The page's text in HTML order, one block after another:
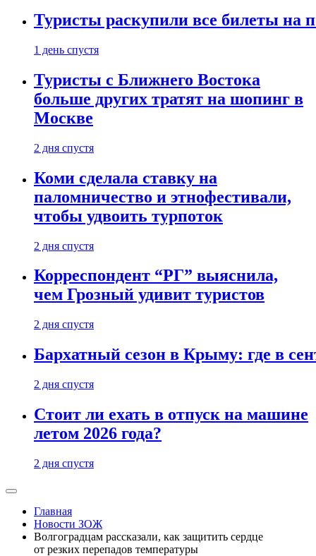
Туристы раскупили все билеты на
1 день спустя
Туристы с Ближнего Востока
больше других тратят на шопинг в
Москве
2 дня спустя
Коми сделала ставку на
паломничество и этнофестивали,
чтобы удвоить турпоток
2 дня спустя
Корреспондент “РГ” выяснила,
чем Грозный удивит туристов
2 дня спустя
Бархатный сезон в Крыму: где в
2 дня спустя
Стоит ли ехать в отпуск на машине
летом 2026 года?
2 дня спустя
Главная
Новости ЗОЖ
Волгоградцам рассказали, как защитить сердце
от резких перепадов температуры